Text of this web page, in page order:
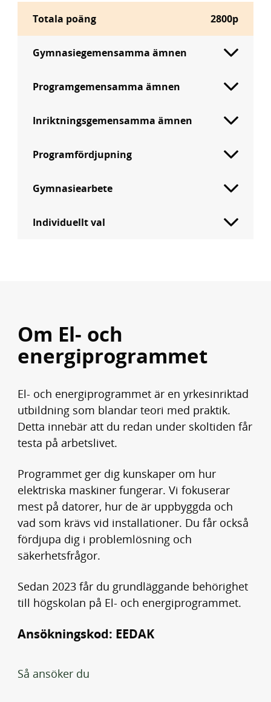
Totala poäng 2800p
Gymnasiegemensamma ämnen
Programgemensamma ämnen
Inriktningsgemensamma ämnen
Programfördjupning
Gymnasiearbete
Individuellt val
Om El- och
energiprogrammet
El- och energiprogrammet är en yrkesinriktad
utbildning som blandar teori med praktik.
Detta innebär att du redan under skoltiden får
testa på arbetslivet.
Programmet ger dig kunskaper om hur
elektriska maskiner fungerar. Vi fokuserar
mest på datorer, hur de är uppbyggda och
vad som krävs vid installationer. Du får också
fördjupa dig i problemlösning och
säkerhetsfrågor.
Sedan 2023 får du grundläggande behörighet
till högskolan på El- och energiprogrammet.
Ansökningskod: EEDAK
Så ansöker du